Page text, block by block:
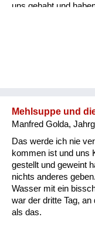
uns gehabt und
ein freies Leben
Mehlsuppe und
Manfred Golda,
Das werde ich nie
kommen ist und uns
gestellt und geweint
nichts anderes
Wasser mit ein
war der dritte Tag,
als das.